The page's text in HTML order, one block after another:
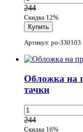
244
Скидка 12%
Артикул: po-330103
Обложка на
тачки
244
Скидка 16%